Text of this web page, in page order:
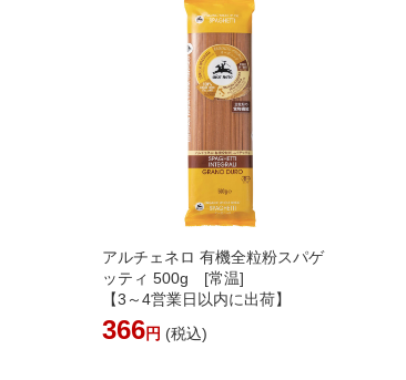
アルチェネロ 有機全粒粉スパゲ
ッティ 500g [常温]
【3～4営業日以内に出荷】
366円 (税込)